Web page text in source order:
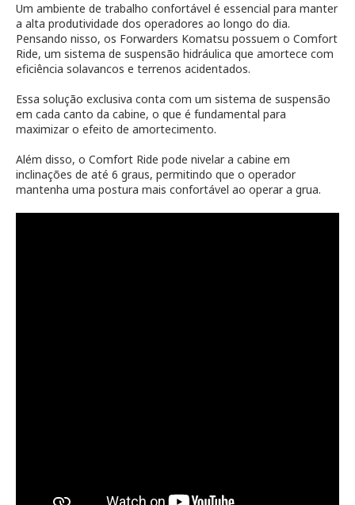
Um ambiente de trabalho confortável é essencial para manter
a alta produtividade dos operadores ao longo do dia.
Pensando nisso, os Forwarders Komatsu possuem o Comfort
Ride, um sistema de suspensão hidráulica que amortece com
eficiência solavancos e terrenos acidentados.
Essa solução exclusiva conta com um sistema de suspensão
em cada canto da cabine, o que é fundamental para
maximizar o efeito de amortecimento.
Além disso, o Comfort Ride pode nivelar a cabine em
inclinações de até 6 graus, permitindo que o operador
mantenha uma postura mais confortável ao operar a grua.